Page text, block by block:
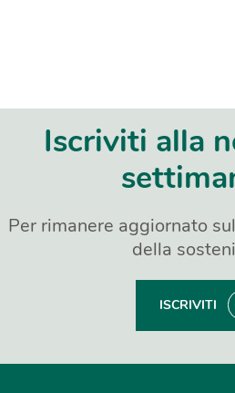
Iscriviti alla
Per rimanere aggiornato
della
ISCRIVITI